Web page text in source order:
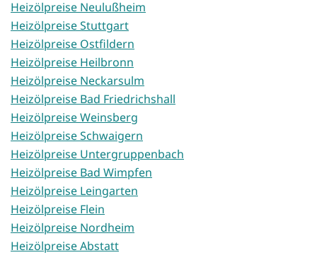
Heizölpreise Neulußheim
Heizölpreise Stuttgart
Heizölpreise Ostfildern
Heizölpreise Heilbronn
Heizölpreise Neckarsulm
Heizölpreise Bad Friedrichshall
Heizölpreise Weinsberg
Heizölpreise Schwaigern
Heizölpreise Untergruppenbach
Heizölpreise Bad Wimpfen
Heizölpreise Leingarten
Heizölpreise Flein
Heizölpreise Nordheim
Heizölpreise Abstatt